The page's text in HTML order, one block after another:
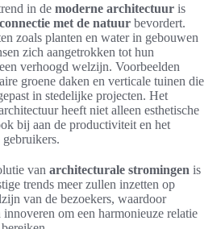
in de moderne architectuur is
connectie met de natuur bevordert.
zoals planten en water in gebouwen
zich aangetrokken tot hun
verhoogd welzijn. Voorbeelden
groene daken en verticale tuinen die
in stedelijke projecten. Het
heeft niet alleen esthetische
bij aan de productiviteit en het
van architecturale stromingen is
trends meer zullen inzetten op
van de bezoekers, waardoor
om een harmonieuze relatie